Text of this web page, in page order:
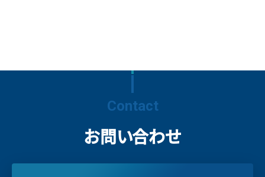
Contact
お問い合わせ